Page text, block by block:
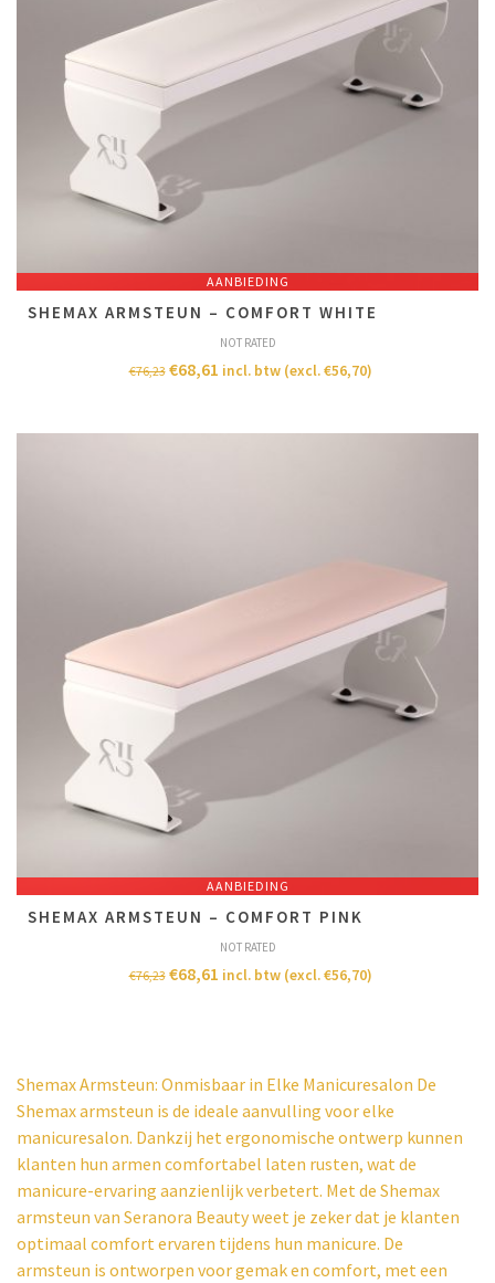
AANBIEDING
SHEMAX ARMSTEUN – COMFORT WHITE
NOT RATED
€76,23 €68,61 incl. btw (excl.€56,70)
AANBIEDING
SHEMAX ARMSTEUN – COMFORT PINK
NOT RATED
€76,23 €68,61 incl. btw (excl.€56,70)
Shemax Armsteun: Onmisbaar in Elke Manicuresalon De
Shemax armsteun is de ideale aanvulling voor elke
manicuresalon. Dankzij het ergonomische ontwerp kunnen
klanten hun armen comfortabel laten rusten, wat de
manicure-ervaring aanzienlijk verbetert. Met de Shemax
armsteun van Seranora Beauty weet je zeker dat je klanten
optimaal comfort ervaren tijdens hun manicure. De
armsteun is ontworpen voor gemak en comfort, met een